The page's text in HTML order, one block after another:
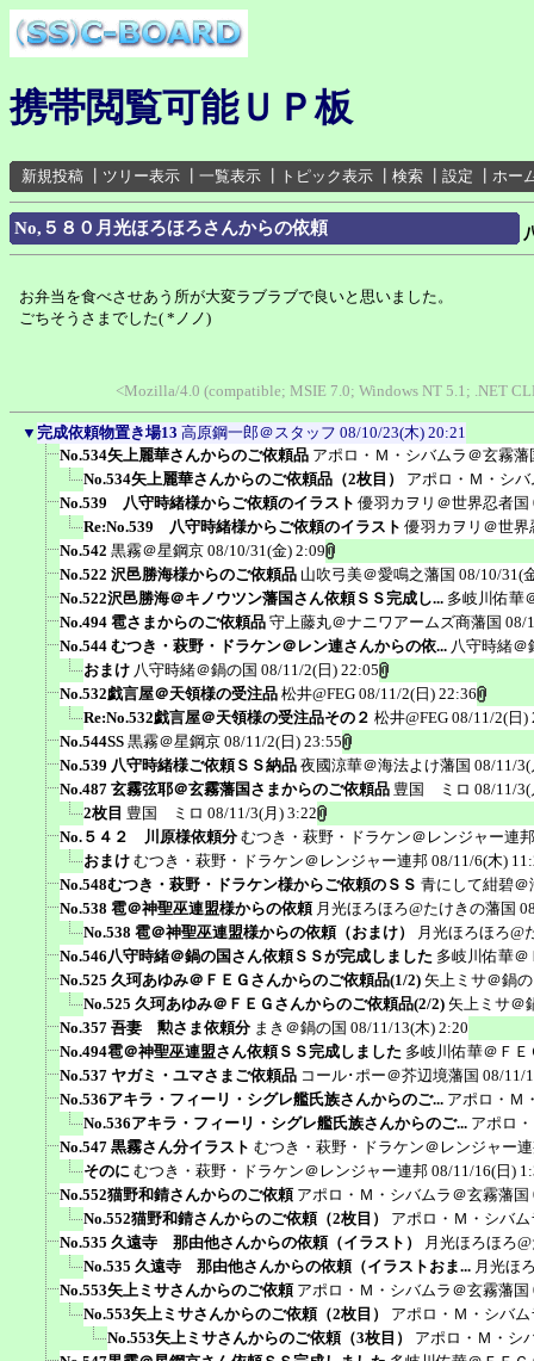
携帯閲覧可能ＵＰ板
新規投稿 ツリー表示 一覧表示 トピック表示 検索 設定 ホー
No,５８０月光ほろほろさんからの依頼
お弁当を食べさせあう所が大変ラブラブで良いと思いました。
ごちそうさまでした( *ノノ)
<Mozilla/4.0 (compatible; MSIE 7.0; Windows NT 5.1; .NET
▼ 完成依頼物置き場13 高原鋼一郎＠スタッフ 08/10/23(木) 20:21
No.534矢上麗華さんからのご依頼品 アポロ・Ｍ・シバムラ＠玄霧藩
No.534矢上麗華さんからのご依頼品（2枚目）
アポロ・Ｍ・シ
No.539 八守時緒様からご依頼のイラスト 優羽カヲリ＠世界忍者国
Re:No.539 八守時緒様からご依頼のイラスト 優羽カヲリ＠世界
No.542 黒霧＠星鋼京 08/10/31(金) 2:09
No.522 沢邑勝海様からのご依頼品 山吹弓美＠愛鳴之藩国 08/10/31(
No.522沢邑勝海＠キノウツン藩国さん依頼ＳＳ完成し... 多岐川佑華
No.494 雹さまからのご依頼品 守上藤丸＠ナニワアームズ商藩国 08/
No.544 むつき・萩野・ドラケン＠レン連さんからの依... 八守時緒＠
おまけ 八守時緒＠鍋の国 08/11/2(日) 22:05
No.532戯言屋＠天領様の受注品 松井@FEG 08/11/2(日) 22:36
Re:No.532戯言屋＠天領様の受注品その２ 松井@FEG 08/11/2(日)
No.544SS 黒霧＠星鋼京 08/11/2(日) 23:55
No.539 八守時緒様ご依頼ＳＳ納品 夜國涼華＠海法よけ藩国 08/11/3(
No.487 玄霧弦耶＠玄霧藩国さまからのご依頼品 豊国 ミロ 08/11/3(
2枚目 豊国 ミロ 08/11/3(月) 3:22
No.５４２ 川原様依頼分 むつき・萩野・ドラケン＠レンジャー連邦
おまけ むつき・萩野・ドラケン＠レンジャー連邦 08/11/6(木)
No.548むつき・萩野・ドラケン様からご依頼のＳＳ 青にして紺碧＠
No.538 雹＠神聖巫連盟様からの依頼 月光ほろほろ@たけきの藩国
No.538 雹＠神聖巫連盟様からの依頼（おまけ）
月光ほろほろ@
No.546八守時緒＠鍋の国さん依頼ＳＳが完成しました 多岐川佑華＠
No.525 久珂あゆみ＠ＦＥＧさんからのご依頼品(1/2) 矢上ミサ＠鍋
No.525 久珂あゆみ＠ＦＥＧさんからのご依頼品(2/2) 矢上ミサ＠
No.357 吾妻 勲さま依頼分 まき＠鍋の国 08/11/13(木) 2:20
No.494雹＠神聖巫連盟さん依頼ＳＳ完成しました 多岐川佑華＠ＦＥ
No.537 ヤガミ・ユマさまご依頼品 コール･ポー＠芥辺境藩国 08/11/
No.536アキラ・フィーリ・シグレ艦氏族さんからのご... アポロ・Ｍ
No.536アキラ・フィーリ・シグレ艦氏族さんからのご... アポロ
No.547 黒霧さん分イラスト むつき・萩野・ドラケン＠レンジャー
そのに むつき・萩野・ドラケン＠レンジャー連邦 08/11/16(日)
No.552猫野和錆さんからのご依頼 アポロ・Ｍ・シバムラ＠玄霧藩国
No.552猫野和錆さんからのご依頼（2枚目）
アポロ・Ｍ・シバ
No.535 久遠寺 那由他さんからの依頼（イラスト）
月光ほろほろ
No.535 久遠寺 那由他さんからの依頼（イラストおま... 月光ほ
No.553矢上ミサさんからのご依頼 アポロ・Ｍ・シバムラ＠玄霧藩国
No.553矢上ミサさんからのご依頼（2枚目）
アポロ・Ｍ・シバ
No.553矢上ミサさんからのご依頼（3枚目）
アポロ・Ｍ・シ